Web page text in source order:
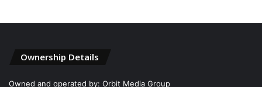
Ownership Details
Owned and operated by: Orbit Media Group